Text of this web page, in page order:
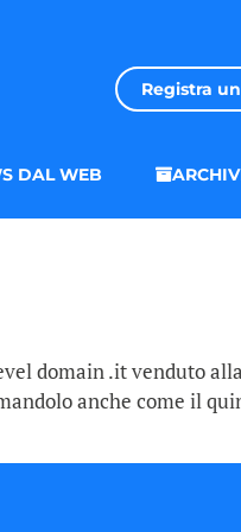
Registra
DAL WEB
domain .it venduto
anche come il